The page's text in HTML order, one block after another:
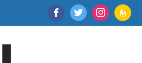
facebooktwitter instagram